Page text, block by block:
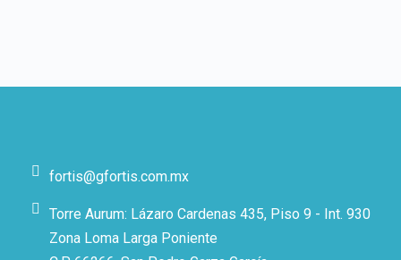
fortis@gfortis.com.mx
Torre Aurum: Lázaro Cardenas 435, Piso 9 - Int. 930
Zona Loma Larga Poniente